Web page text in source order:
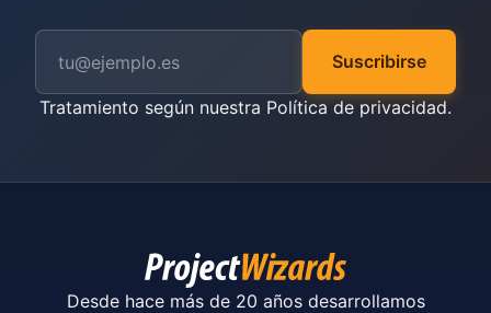
Suscribirse
Tratamiento según nuestra Política de privacidad.
Desde hace más de 20 años desarrollamos